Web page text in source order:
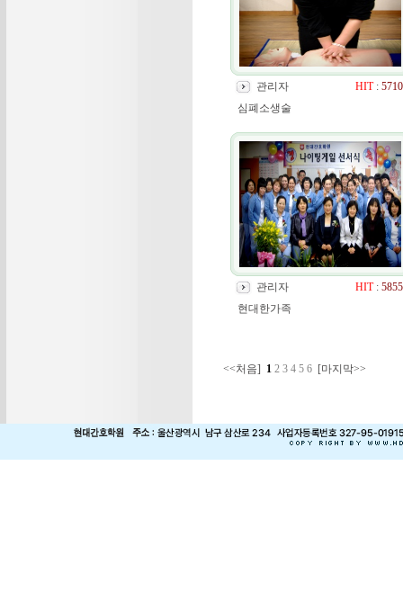
관리자 HIT: 5710
심폐소생술
관리자 HIT: 5855
현대한가족
<<처음] 1 2 3 4 5 6 [마지막>>